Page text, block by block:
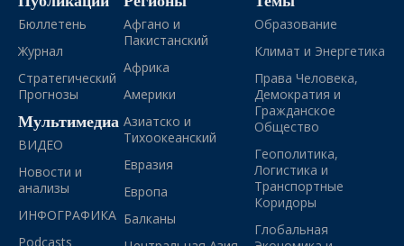
Бюллетень
Журнал
Стратегический
Прогнозы
Мультимедиа
ВИДЕО
Новости и
анализы
ИНФОГРАФИКА
Podcasts
Афгано и
Пакистанский
Африка
Америки
Азиатско и
Тихоокеанский
Евразия
Европа
Балканы
Образование
Климат и Энергетика
Права Человека,
Демократия и
Гражданское
Общество
Геополитика,
Логистика и
Транспортные
Коридоры
Глобальная